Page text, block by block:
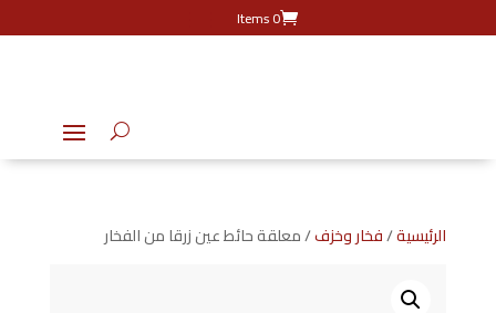
0 Items
الرئيسية/فخار وخزف/ معلقة حائط عين زرقا من الفخار